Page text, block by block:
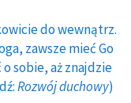
do wewnątrz.
zawsze mieć Go
sobie, aż znajdzie
Rozwój duchowy)